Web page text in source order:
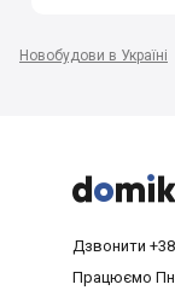
Новобудови в Україні



Дзвонити
Працюємо